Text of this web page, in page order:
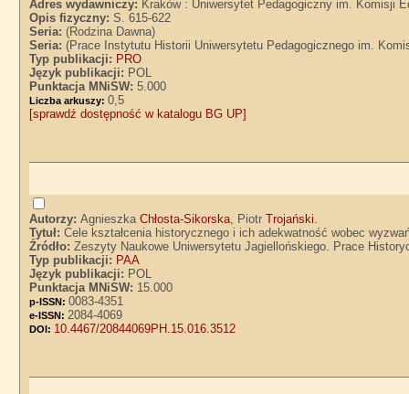
Adres wydawniczy: Kraków : Uniwersytet Pedagogiczny im. Komisji
Opis fizyczny:S. 615-622
Seria:(Rodzina Dawna)
Seria:(Prace Instytutu Historii Uniwersytetu Pedagogicznego im.
Typ publikacji: PRO
Język publikacji: POL
Punktacja MNiSW:5.000
Liczba arkuszy:0,5
[sprawdź dostępność w katalogu BG UP]
Autorzy:AgnieszkaChłosta-Sikorska, PiotrTrojański.
Tytuł:Cele kształcenia historycznego i ich adekwatność wobec
Źródło:Zeszyty Naukowe Uniwersytetu Jagiellońskiego. Prace
Typ publikacji: PAA
Język publikacji: POL
Punktacja MNiSW: 15.000
p-ISSN:0083-4351
e-ISSN: 2084-4069
DOI: 10.4467/20844069PH.15.016.3512